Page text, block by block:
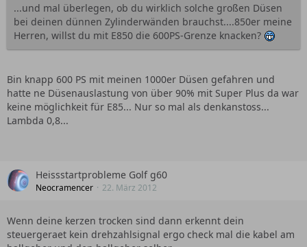
...und mal überlegen, ob du wirklich solche großen Düsen
bei deinen dünnen Zylinderwänden brauchst....850er meine
Herren, willst du mit E850 die 600PS-Grenze knacken?
Bin knapp 600 PS mit meinen 1000er Düsen gefahren und
hatte ne Düsenauslastung von über 90% mit Super Plus da war
keine möglichkeit für E85... Nur so mal als denkanstoss...
Lambda 0,8...
Heissstartprobleme Golf g60
Neocramencer 22. März 2012
Wenn deine kerzen trocken sind dann erkennt dein
steuergeraet kein drehzahlsignal ergo check mal die kabel am